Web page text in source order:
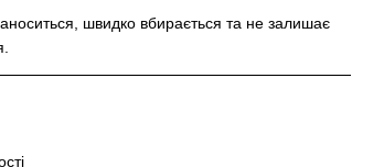
швидко вбирається та не залишає